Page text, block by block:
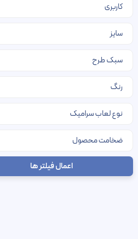
اعمال فیلتر ها